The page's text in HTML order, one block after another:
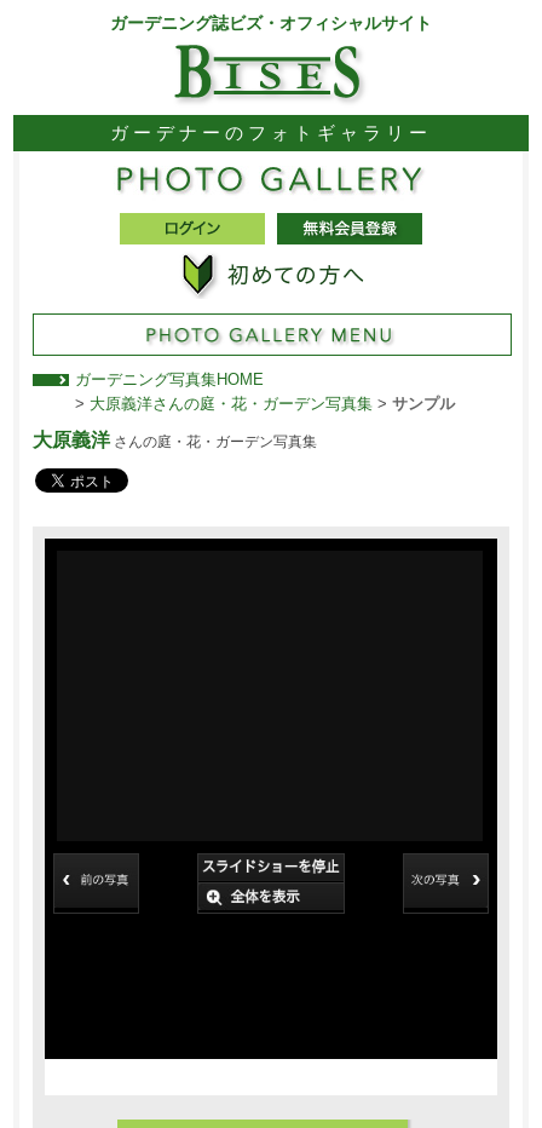
ガーデニング誌ビズ・オフィシャルサイト
ガーデナーのフォトギャラリー
ガーデニング写真集HOME
> 大原義洋さんの庭・花・ガーデン写真集> サンプル
大原義洋さんの庭・花・ガーデン写真集